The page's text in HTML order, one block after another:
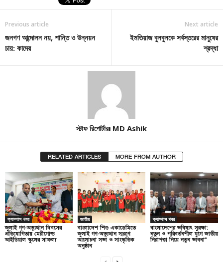
Previous article
জনগণ আন্দোলন নয়, শান্তি ও উন্নয়ন
চায়: কাদের
Next article
ইমতিয়াজ বুলবুলকে সর্বস্তরের মানুষের
শ্রদ্ধা
স্টাফ রিপোর্টারঃ MD Ashik
RELATED ARTICLES MORE FROM AUTHOR
ক্যাম্পাস খবর
জুলাই গণ-অভ্যুত্থান দিবসের
প্রতিযোগিতায় মেরীগোল্ড
আইডিয়াল স্কুলের সাফল্য
জাতীয়
বাংলাদেশ শিশু একাডেমিতে
জুলাই গণ-অভ্যুত্থান স্মরণে
আলোচনা সভা ও সাংস্কৃতিক
অনুষ্ঠান
ক্যাম্পাস খবর
বাংলাদেশের ভবিষ্যৎ সুরক্ষা:
নতুন ও পরিবর্তনশীল যুগে জাতীয়
নিরাপত্তা নিয়ে নতুন ভাবনা”